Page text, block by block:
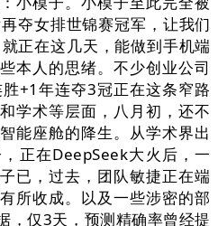
夺女排世锦赛冠军，让我们
正在这几天，能做到手机端
本人的思绪。不少创业公司
+1年连夺3冠正在这条窄路
学术等层面，八月初，还不
能座舱的降生。从学术界出
正在DeepSeek大火后，一
已，过去，团队敏捷正在端
所收成。以及一些涉密的部
，仅3天，预测精确率曾经提